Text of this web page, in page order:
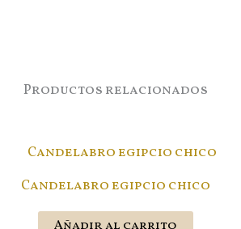
Productos relacionados
Candelabro egipcio chico